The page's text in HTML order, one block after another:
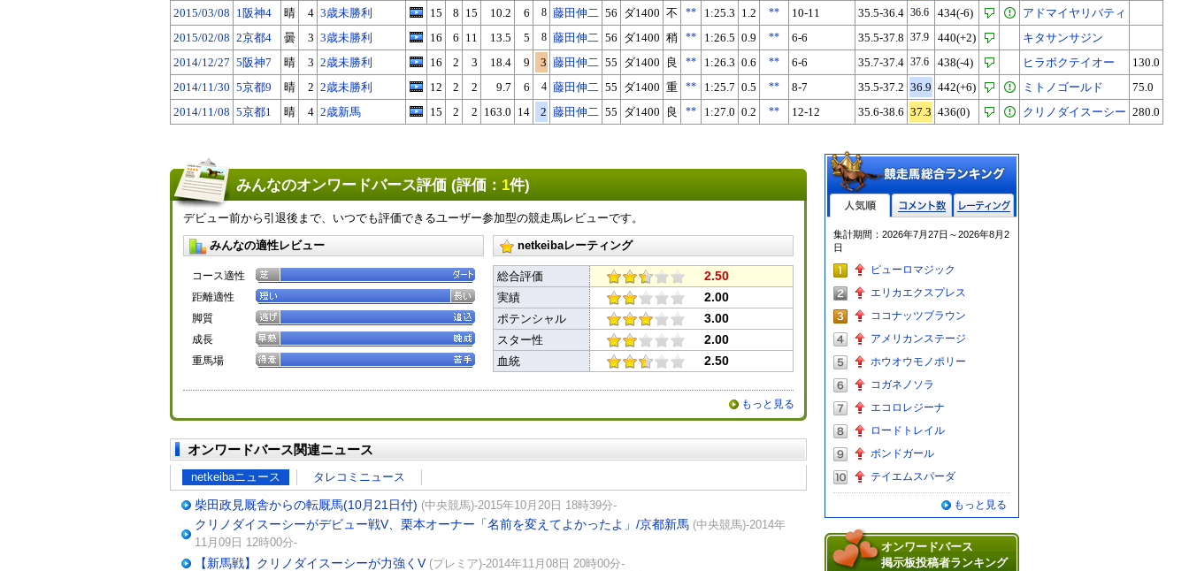
URLをコピー
2015/03/08 1阪神4 晴 4 3歳未勝利 15 8 15 10.2 6 8 藤田伸二 56 ダ1400 不 ** 1:25.3 1.2 ** 10-11 35.5-36.4 36.6 434(-6)
アドマイヤリバティ
2015/02/08 2京都4 曇 3 3歳未勝利 16 6 11 13.5 5 8 藤田伸二 56 ダ1400 稍 ** 1:26.5 0.9 ** 6-6 35.5-37.8 37.9 440(+2)
キタサンサジン
2014/12/27 5阪神7 晴 3 2歳未勝利 16 2 3 18.4 9 3 藤田伸二 55 ダ1400 良 ** 1:26.3 0.6 ** 6-6 35.7-37.4 37.6 438(-4) ヒラボクテイオー
130.0
2014/11/30 5京都9 晴 2 2歳未勝利 12 2 2 9.7 6 4 藤田伸二 55 ダ1400 重 ** 1:25.7 0.5 ** 8-7 35.5-37.2 36.9 442(+6) ミトノゴールド
75.0
2014/11/08 5京都1 晴 4 2歳新馬 15 2 2 163.0 14 2 藤田伸二 55 ダ1400 良 ** 1:27.0 0.2 ** 12-12 35.6-38.6 37.3 436(0) クリノダイスーシー 280.0
みんなのオンワードバース評価 (評価： 1件)
デビュー前から引退後まで、いつでも評価できるユーザー参加型の競走馬レビューです。
みんなの適性レビュー
コース適性
距離適性
脚質
成長
重馬場
netkeibaレーティング
総合評価 2.50
実績 2.00
ポテンシャル 3.00
スター性 2.00
血統 2.50
もっと見る
オンワードバース関連ニュース
netkeibaニュース タレコミニュース
柴田政見厩舎からの転厩馬(10月21日付) (中央競馬)-2015年10月20日 18時39分-
クリノダイスーシーがデビュー戦V、栗本オーナー「名前を変えてよかったよ」/京都新馬 (中央競馬)-2014年
11月09日 12時00分-
【新馬戦】クリノダイスーシーが力強くV (プレミア)-2014年11月08日 20時00分-
グ
集計期間：2026年7月27日～2026年8月2
日
ピューロマジック
エリカエクスプレス
ココナッツブラウン
アメリカンステージ
ホウオウモノポリー
コガネノソラ
エコロレジーナ
ロードトレイル
ボンドガール
テイエムスパーダ
もっと見る
オンワードバース
掲示板投稿者ランキング